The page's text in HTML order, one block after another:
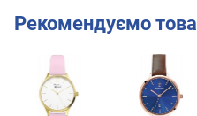
Рекомендуємо